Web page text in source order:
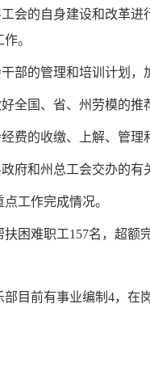
会的自身建设和改革
。
部的管理和培训计划，
全国、省、州劳模的推
费的收缴、上解、管理
府和州总工会交办的有
点工作完成情况。
扶困难职工157名，超额
部 目前有事业编制 4，在